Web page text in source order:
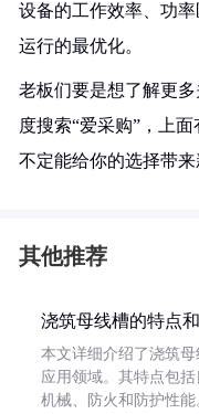
设备的工作效率、功
运行的最优化。
老板们要是想了解更
度搜索“爱采购”，上
不定能给你的选择带
其他推荐
浇筑母线槽的特点
本文详细介绍了浇筑母
应用领域。其特点包括
机械、防火和防护性能